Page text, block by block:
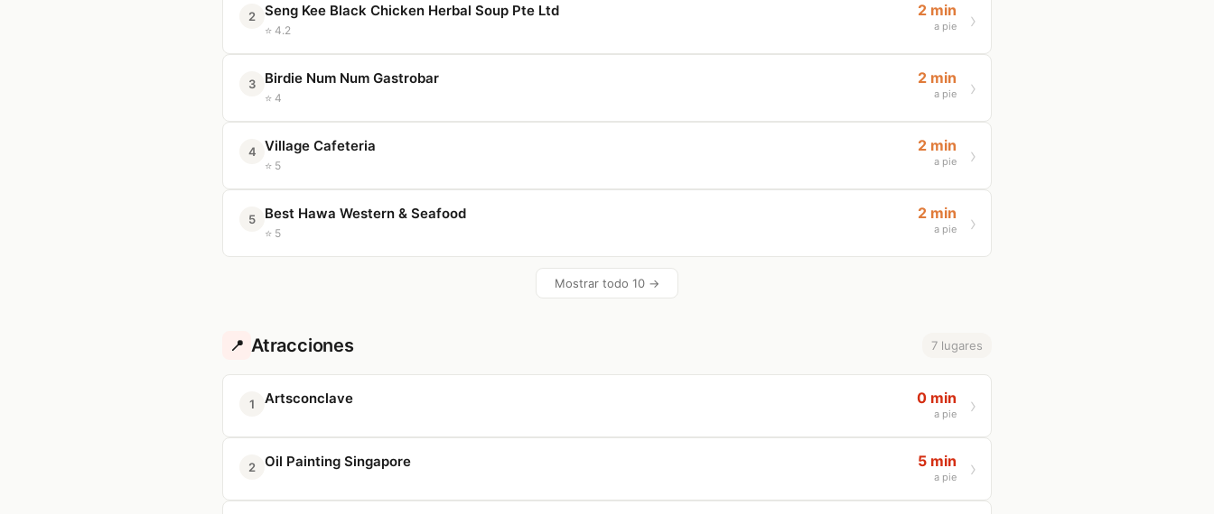
2 Seng Kee Black Chicken Herbal Soup Pte Ltd
⭐ 4.2
2 min
a pie
3 Birdie Num Num Gastrobar
⭐ 4
2 min
a pie
4 Village Cafeteria
⭐ 5
2 min
a pie
5 Best Hawa Western & Seafood
⭐ 5
2 min
a pie
Mostrar todo 10 →
📍 Atracciones 7 lugares
1 Artsconclave 0 min
a pie
2 Oil Painting Singapore 5 min
a pie